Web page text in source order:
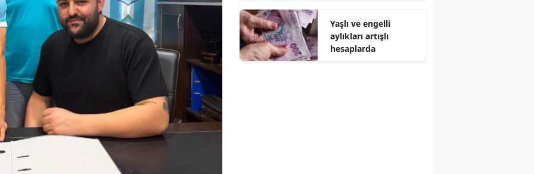
Yaşlı ve engelli
aylıkları artışlı
hesaplarda